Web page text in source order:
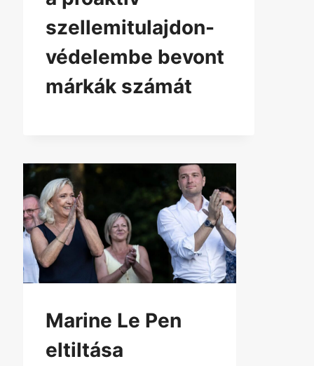
szellemitulajdon-
védelembe bevont
márkák számát
Marine Le Pen
eltiltása